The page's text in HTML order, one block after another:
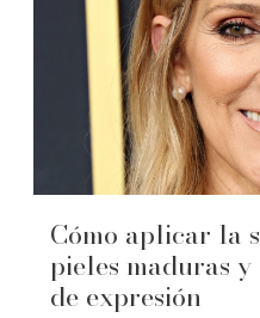
Cómo aplicar la
pieles maduras
de expresión